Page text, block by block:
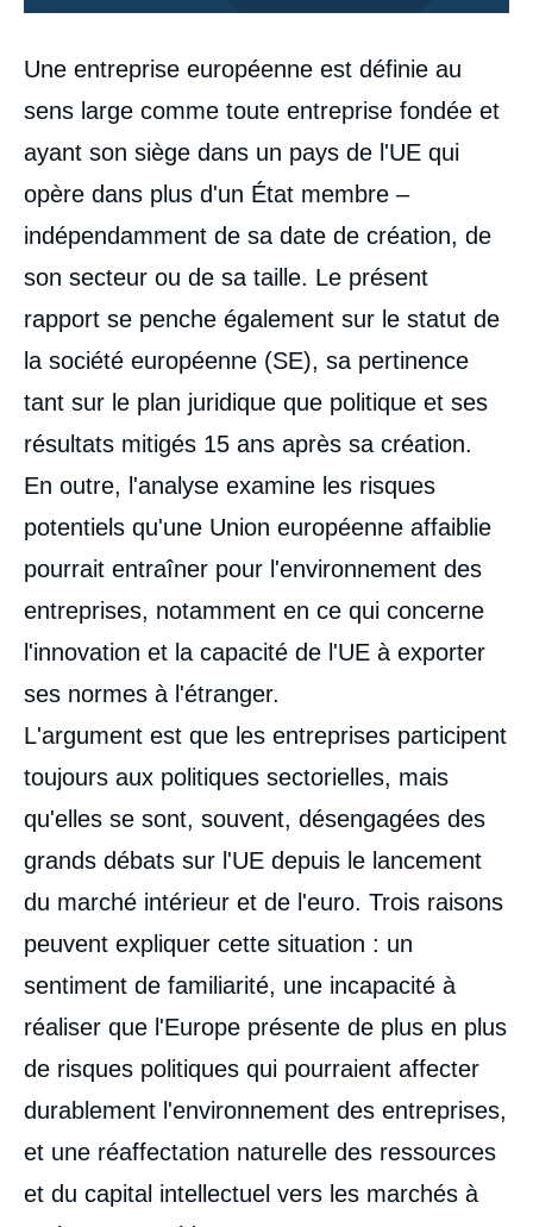
Corps
analyses
Une entreprise européenne est définie au
sens large comme toute entreprise fondée et
ayant son siège dans un pays de l'UE qui
opère dans plus d'un État membre –
indépendamment de sa date de création, de
son secteur ou de sa taille. Le présent
rapport se penche également sur le statut de
la société européenne (SE), sa pertinence
tant sur le plan juridique que politique et ses
résultats mitigés 15 ans après sa création.
En outre, l'analyse examine les risques
potentiels qu'une Union européenne affaiblie
pourrait entraîner pour l'environnement des
entreprises, notamment en ce qui concerne
l'innovation et la capacité de l'UE à exporter
ses normes à l'étranger.
L'argument est que les entreprises participent
toujours aux politiques sectorielles, mais
qu'elles se sont, souvent, désengagées des
grands débats sur l'UE depuis le lancement
du marché intérieur et de l'euro. Trois raisons
peuvent expliquer cette situation : un
sentiment de familiarité, une incapacité à
réaliser que l'Europe présente de plus en plus
de risques politiques qui pourraient affecter
durablement l'environnement des entreprises,
et une réaffectation naturelle des ressources
et du capital intellectuel vers les marchés à